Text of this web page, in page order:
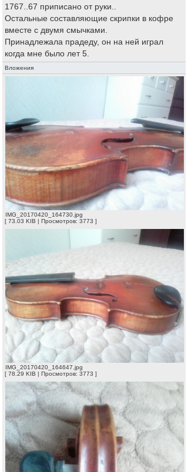
1767..67 приписано от руки..
Остальные составляющие скрипки в кофре
вместе с двумя смычками.
Принадлежала прадеду, он на ней играл
когда мне было лет 5.
Вложения
IMG_20170420_164730.jpg
[ 73.03 KIB | Просмотров: 3773 ]
IMG_20170420_164647.jpg
[ 78.29 KIB | Просмотров: 3773 ]